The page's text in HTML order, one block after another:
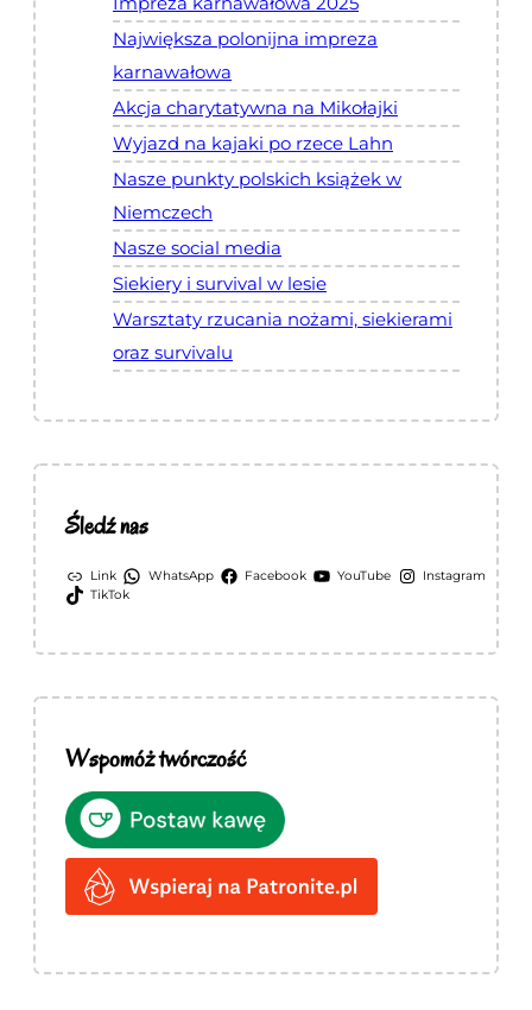
Największa polonijna impreza
karnawałowa
Akcja charytatywna na Mikołajki
Wyjazd na kajaki po rzece Lahn
Nasze punkty polskich książek w
Niemczech
Nasze social media
Siekiery i survival w lesie
Warsztaty rzucania nożami, siekierami
oraz survivalu
Śledź nas
Link WhatsApp Facebook YouTube
Instagram
TikTok
Wspomóż twórczość